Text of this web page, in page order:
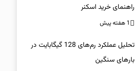
راهنمای خرید اسکنر
1 هفته پیش
تحلیل عملکرد رم‌های 128 گیگابایت در
بارهای سنگین